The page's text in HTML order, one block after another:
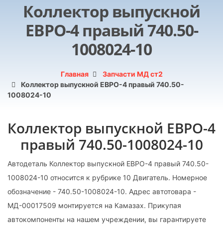
Коллектор выпускной
ЕВРО-4 правый 740.50-
1008024-10
Главная
Запчасти МД ст2
Коллектор выпускной ЕВРО-4 правый 740.50-
1008024-10
Коллектор выпускной ЕВРО-4
правый 740.50-1008024-10
Автодеталь Коллектор выпускной ЕВРО-4 правый 740.50-
1008024-10 относится к рубрике 10 Двигатель. Номерное
обозначение - 740.50-1008024-10. Адрес автотовара -
МД-00017509 монтируется на Камазах. Прикупая
автокомпоненты на нашем учреждении, вы гарантируете